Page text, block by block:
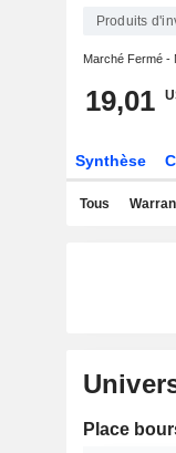
Produits
Marché Fermé -
19,01
Synthèse
Tous
Place